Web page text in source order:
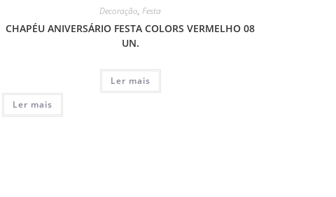
Decoração,Festa
CHAPÉU ANIVERSÁRIO FESTA COLORS VERMELHO 08
UN.
Ler mais
Ler mais